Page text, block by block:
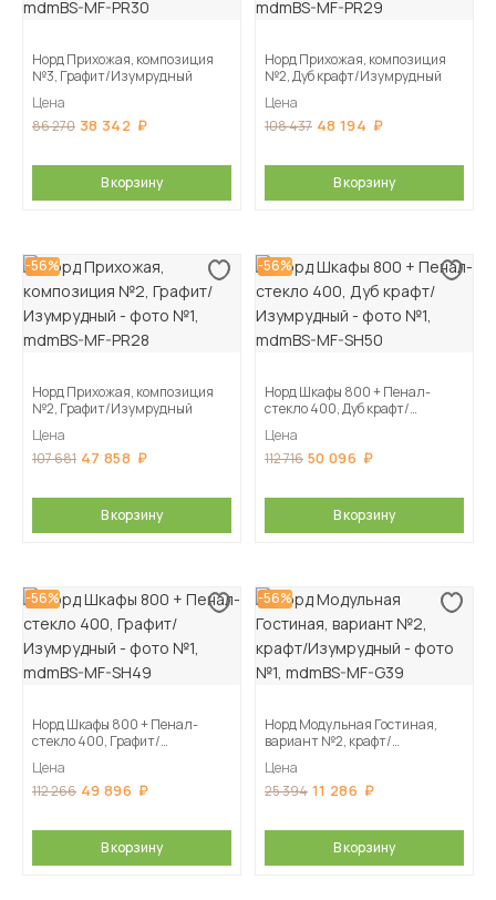
Норд Прихожая, композиция
№3, Графит/Изумрудный
Цена
86 270 38 342
В корзину
Норд Прихожая, композиция
№2, Дуб крафт/Изумрудный
Цена
108 437 48 194
В корзину
-56%
Норд Прихожая, композиция
№2, Графит/Изумрудный
Цена
107 681 47 858
В корзину
-56%
Норд Шкафы 800 + Пенал-
стекло 400, Дуб крафт/
Цена
112 716 50 096
В корзину
-56%
Норд Шкафы 800 + Пенал-
стекло 400, Графит/
Цена
112 266 49 896
В корзину
-56%
Норд Модульная Гостиная,
вариант №2, крафт/
Цена
25 394 11 286
В корзину